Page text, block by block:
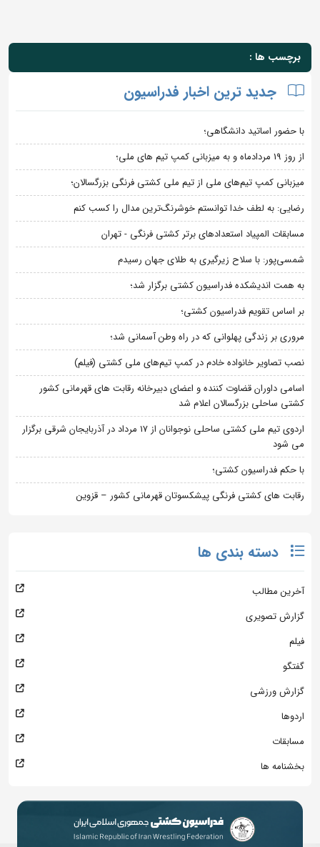
برچسب ها :
جدید ترین اخبار فدراسیون
با حضور اساتید دانشگاهی؛
از روز 19 مردادماه و به میزبانی کمپ تیم های ملی؛
میزبانی کمپ تیم‌های ملی از تیم ملی کشتی فرنگی بزرگسالان؛
رضایی: به لطف خدا توانستم خوشرنگ‌ترین مدال را کسب کنم
مسابقات المپیاد استعدادهای برتر کشتی فرنگی - تهران
شمسی‌پور: با سلاح زیرگیری به طلای جهان رسیدم
به همت اندیشکده فدراسیون کشتی برگزار شد؛
بر اساس تقویم فدراسیون کشتی؛
مروری بر زندگی پهلوانی که در راه وطن آسمانی شد؛
نصب تصاویر خانواده خادم در کمپ تیم‌های ملی کشتی (فیلم)
اسامی داوران قضاوت کننده و اعضای دبیرخانه رقابت های قهرمانی کشور
کشتی ساحلی بزرگسالان اعلام شد
اردوی تیم ملی کشتی ساحلی نوجوانان از 17 مرداد در آذربایجان شرقی برگزار
می شود
با حکم فدراسیون کشتی؛
رقابت های کشتی فرنگی پیشکسوتان قهرمانی کشور – قزوین
دسته بندی ها
آخرین مطالب
گزارش تصویری
فیلم
گفتگو
گزارش ورزشی
اردوها
مسابقات
بخشنامه ها